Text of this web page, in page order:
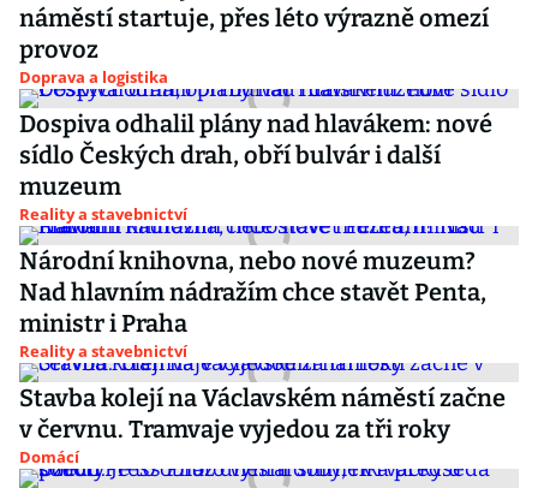
náměstí startuje, přes léto výrazně omezí
provoz
Doprava a logistika
Dospiva odhalil plány nad hlavákem: nové
sídlo Českých drah, obří bulvár i další
muzeum
Reality a stavebnictví
Národní knihovna, nebo nové muzeum?
Nad hlavním nádražím chce stavět Penta,
ministr i Praha
Reality a stavebnictví
Stavba kolejí na Václavském náměstí začne
v červnu. Tramvaje vyjedou za tři roky
Domácí